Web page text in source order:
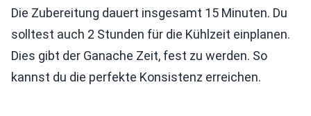
Die Zubereitung dauert insgesamt 15 Minuten. Du
solltest auch 2 Stunden für die Kühlzeit einplanen.
Dies gibt der Ganache Zeit, fest zu werden. So
kannst du die perfekte Konsistenz erreichen.